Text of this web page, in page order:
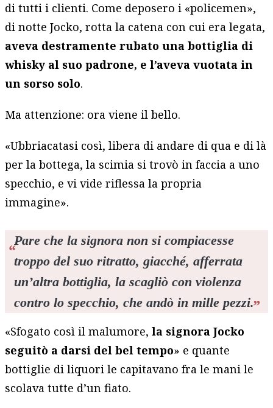
di tutti i clienti. Come deposero i «policemen»,
di notte Jocko, rotta la catena con cui era legata,
aveva destramente rubato una bottiglia di
whisky al suo padrone, e l’aveva vuotata in
un sorso solo.
Ma attenzione: ora viene il bello.
«Ubbriacatasi così, libera di andare di qua e di là
per la bottega, la scimia si trovò in faccia a uno
specchio, e vi vide riflessa la propria
immagine».
Pare che la signora non si compiacesse
troppo del suo ritratto, giacché, afferrata
un’altra bottiglia, la scagliò con violenza
contro lo specchio, che andò in mille pezzi.
«Sfogato così il malumore,la signora Jocko
seguitò a darsi del bel tempo» e quante
bottiglie di liquori le capitavano fra le mani le
scolava tutte d’un fiato.